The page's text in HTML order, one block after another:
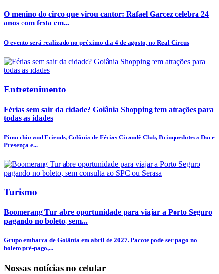
O menino do circo que virou cantor: Rafael Garcez celebra 24
anos com festa em...
O evento será realizado no próximo dia 4 de agosto, no Real Circus
Entretenimento
Férias sem sair da cidade? Goiânia Shopping tem atrações para
todas as idades
Pinocchio and Friends, Colônia de Férias Cirandê Club, Brinquedoteca Doce
Presença e...
Turismo
Boomerang Tur abre oportunidade para viajar a Porto Seguro
pagando no boleto, sem...
Grupo embarca de Goiânia em abril de 2027. Pacote pode ser pago no
boleto pré-pago,...
Nossas notícias no celular